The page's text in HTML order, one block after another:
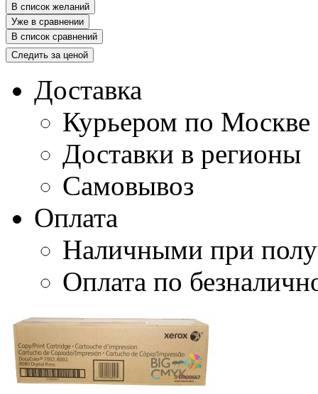
В список желаний
Уже в сравнении
В список сравнений
Следить за ценой
Доставка
Курьером по Москве
Доставки в регионы
Самовывоз
Оплата
Наличными при
Оплата по